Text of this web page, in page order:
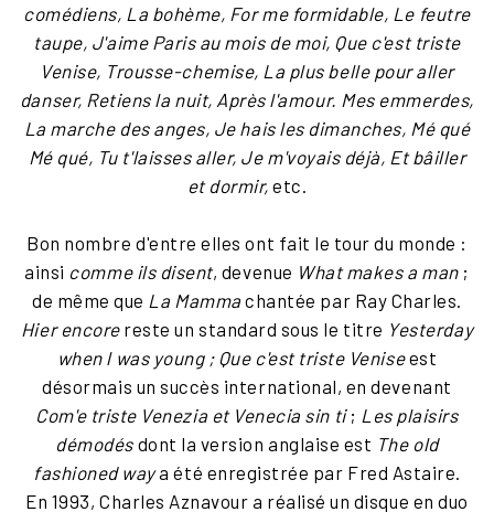
comédiens, La bohème, For me formidable, Le feutre
taupe, J'aime Paris au mois de moi, Que c'est triste
Venise, Trousse-chemise, La plus belle pour aller
danser, Retiens la nuit, Après l'amour. Mes emmerdes,
La marche des anges, Je hais les dimanches, Mé qué
Mé qué, Tu t'laisses aller, Je m'voyais déjà, Et bâiller
et dormir, etc.
Bon nombre d'entre elles ont fait le tour du monde :
ainsi comme ils disent, devenue What makes a man;
de même que La Mammachantée par Ray Charles.
Hier encorereste un standard sous le titre Yesterday
when l was young ; Que c'est triste Veniseest
désormais un succès international, en devenant
Com'e triste Venezia et Venecia sin ti ; Les plaisirs
démodés dont la version anglaise est The old
fashioned waya été enregistrée par Fred Astaire.
En 1993, Charles Aznavour a réalisé un disque en duo